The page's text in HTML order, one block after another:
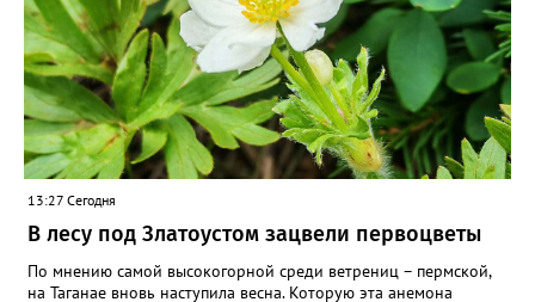
13:27 Сегодня
В лесу под Златоустом зацвели первоцветы
По мнению самой высокогорной среди ветрениц – пермской,
на Таганае вновь наступила весна. Которую эта анемона